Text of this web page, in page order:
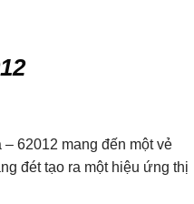
62012 mang đến một vẻ
đét tạo ra một hiệu ứng thị